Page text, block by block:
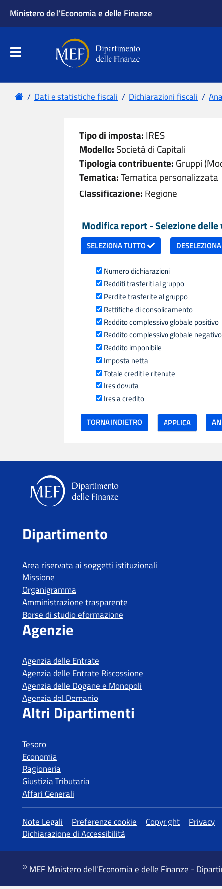
Ministero dell'Economia e delle Finanze
Apri menu principale
Dipartimento delle Finanze
Menu principale
HomeDati e statistiche fiscali Dichiarazioni fiscali
Tipo di imposta: IRES
Modello: Società di Capitali
Tipologia contribuente: Gruppi
Tematica:Tematica personalizzata
Classificazione: Regione
Modifica report - Selezione delle
SELEZIONA TUTTO
Numero dichiarazioni
Redditi trasferiti al gruppo
Perdite trasferite al gruppo
Rettifiche di consolidamento
Reddito complessivo globale positivo
Reddito complessivo globale negativo
Reddito imponibile
Imposta netta
Totale crediti e ritenute
Ires dovuta
Ires a credito
TORNA INDIETRO
Dipartimento delle Finanze
Dipartimento
Area riservata ai soggetti istituzionali
Missione
Organigramma
Amministrazione trasparente
Borse di studio eformazione
Agenzie
Agenzia delle Entrate
Agenzia delle Entrate Riscossione
Agenzia delle Dogane e Monopoli
Agenzia del Demanio
Altri Dipartimenti
Tesoro
Economia
Ragioneria
Giustizia Tributaria
Affari Generali
Altre informazioni
Note Legali Preferenze cookie Copyright
Privacy
Dichiarazione di Accessibilità
© MEF Ministero dell'Economia e delle Finanze -